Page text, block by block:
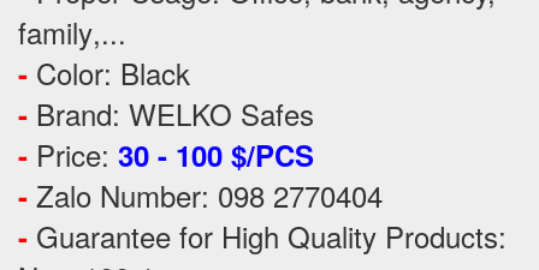
family,...
- Color: Black
- Brand: WELKO Safes
- Price: 30 - 100 $/PCS
- Zalo Number: 098 2770404
- Guarantee for High Quality Products: